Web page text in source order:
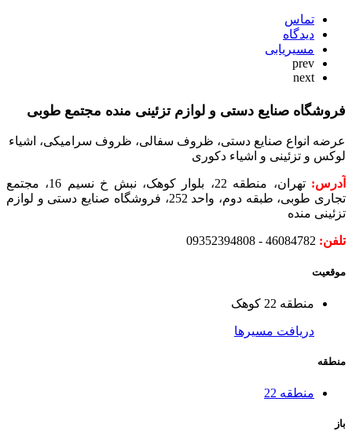
تماس
دیدگاه
مسیریابی
prev
next
فروشگاه صنایع دستی و لوازم تزئینی منده مجتمع طوبی
عرضه انواع صنایع دستی، ظروف سفالی، ظروف سرامیکی، اشیاء
لوکس و تزئینی و اشیاء دکوری
آدرس:
تهران، منطقه 22، بلوار کوهک، نبش خ نسیم 16، مجتمع
تجاری طوبی، طبقه دوم، واحد 252، فروشگاه صنایع دستی و لوازم
تزئینی منده
تلفن:
موقعیت
منطقه 22 کوهک
دریافت مسیرها
منطقه
منطقه 22
باز